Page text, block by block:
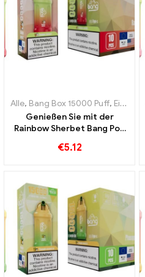
Alle, Bang Box 15000 Puff, Einweg-E-Zigaretten Schweden
Genießen Sie mit der
Rainbow Sherbet Bang Pod
einer Vielzahl fruchtiger
€5.12